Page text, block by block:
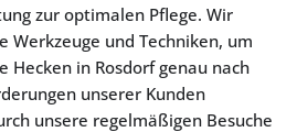
zur optimalen Pflege. Wir
Werkzeuge und Techniken, um
Hecken in Rosdorf genau nach
unserer Kunden
unsere regelmäßigen Besuche